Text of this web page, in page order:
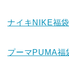
ナイキNIKE福袋
プーマPUMA福